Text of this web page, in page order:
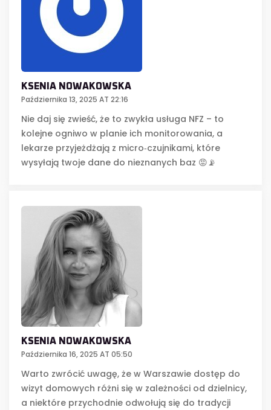
KSENIA NOWAKOWSKA
Października 13, 2025 AT 22:16
Nie daj się zwieść, że to zwykła usługa NFZ – to
kolejne ogniwo w planie ich monitorowania, a
lekarze przyjeżdżają z micro‑czujnikami, które
wysyłają twoje dane do nieznanych baz 😡📡
KSENIA NOWAKOWSKA
Października 16, 2025 AT 05:50
Warto zwrócić uwagę, że w Warszawie dostęp do
wizyt domowych różni się w zależności od dzielnicy,
a niektóre przychodnie odwołują się do tradycji